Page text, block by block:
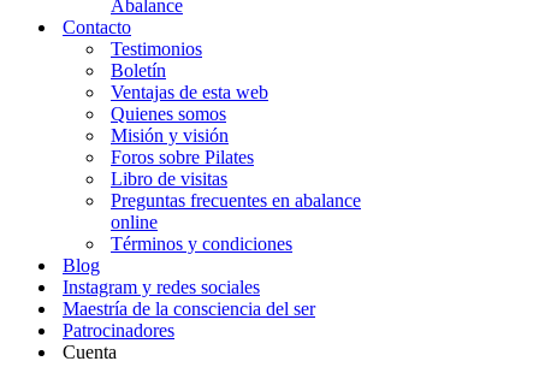
Abalance
Contacto
Testimonios
Boletín
Ventajas de esta web
Quienes somos
Misión y visión
Foros sobre Pilates
Libro de visitas
Preguntas frecuentes en abalance
online
Términos y condiciones
Blog
Instagram y redes sociales
Maestría de la consciencia del ser
Patrocinadores
Cuenta